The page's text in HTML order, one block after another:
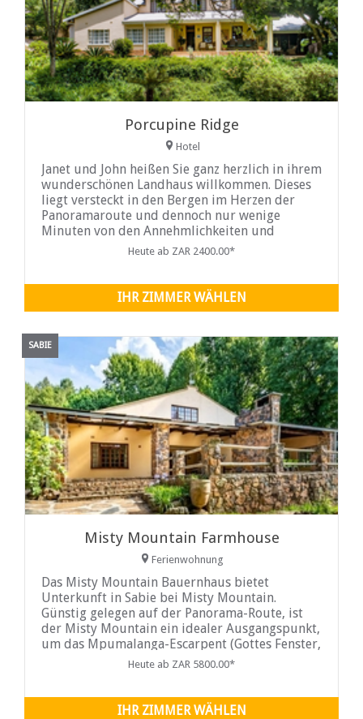
Porcupine Ridge
Hotel
Janet und John heißen Sie ganz herzlich in ihrem
wunderschönen Landhaus willkommen. Dieses
liegt versteckt in den Bergen im Herzen der
Panoramaroute und dennoch nur wenige
Minuten von den Annehmlichkeiten und
Angeboten des Städtchens Sabie und ...
Heute ab ZAR 2400.00*
IHR ZIMMER WÄHLEN
SABIE
Misty Mountain Farmhouse
Ferienwohnung
Das Misty Mountain Bauernhaus bietet
Unterkunft in Sabie bei Misty Mountain.
Günstig gelegen auf der Panorama-Route, ist
der Misty Mountain ein idealer Ausgangspunkt,
um das Mpumalanga-Escarpent (Gottes Fenster,
das Pinnacle, das Glück von Bourkes Potholes,
angrenzenden privaten Games-Reserven zu
Heute ab ZAR 5800.00*
IHR ZIMMER WÄHLEN